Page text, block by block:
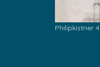
Philipkistner 4